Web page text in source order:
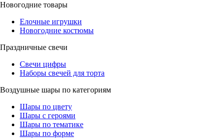
Новогодние товары
Елочные игрушки
Новогодние костюмы
Праздничные свечи
Свечи цифры
Наборы свечей для торта
Воздушные шары по категориям
Шары по цвету
Шары с героями
Шары по тематике
Шары по форме